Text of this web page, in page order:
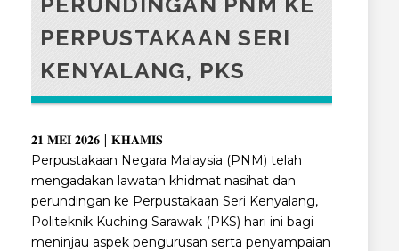
PERPUSTAKAAN SERI
KENYALANG, PKS
𝟐𝟏 𝐌𝐄𝐈 𝟐𝟎𝟐𝟔 | 𝐊𝐇𝐀𝐌𝐈𝐒
Perpustakaan Negara Malaysia (PNM) telah
mengadakan lawatan khidmat nasihat dan
perundingan ke Perpustakaan Seri Kenyalang,
Politeknik Kuching Sarawak (PKS) hari ini bagi
meninjau aspek pengurusan serta penyampaian